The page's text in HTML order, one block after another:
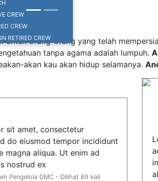
CREW
CREW
RETIRED CREW
untuk orang-orang yang telah
tanpa agama adalah lumpuh.
akan kau akan hidup selamanya.
sit amet, consectetur
do eiusmod tempor incididunt
magna aliqua. Ut enim ad
nostrud ex
Pengelola DMC - Dilihat 69 kali